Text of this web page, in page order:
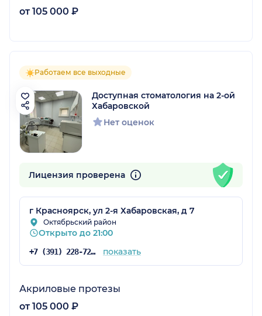
от 105 000 ₽
Работаем все выходные
Доступная стоматология на 2-ой
Хабаровской
Нет оценок
Лицензия проверена
г Красноярск, ул 2-я Хабаровская, д 7
Октябрьский район
Открыто до 21:00
+7 (391) 228-72-76 показать
Акриловые протезы
от 105 000 ₽